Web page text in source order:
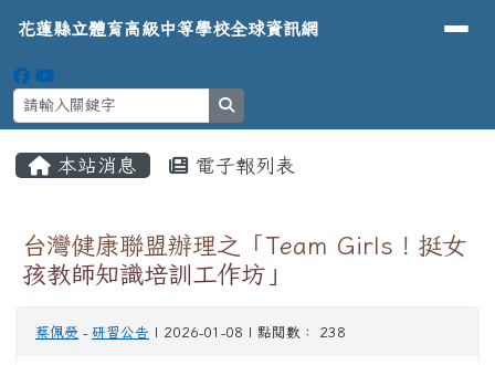
花蓮縣立體育高級中等學校全球資
導覽列
花蓮縣立體育高級中等學校全球資訊網
本站消息 電子報列表
台灣健康聯盟辦理之「Team Girls！挺女
孩教師知識培訓工作坊」
蔡佩熒 - 研習公告 | 2026-01-08 | 點閱數： 238